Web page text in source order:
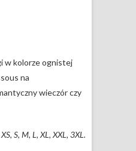
w kolorze ognistej
na
wieczór czy
S, M, L, XL, XXL, 3XL.